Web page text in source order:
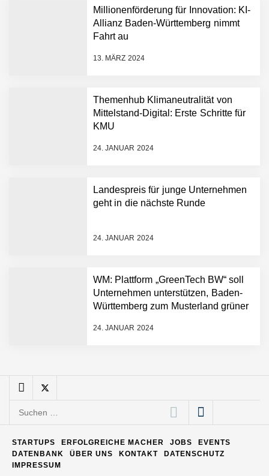
Millionenförderung für Innovation: KI-
Allianz Baden-Württemberg nimmt
Fahrt au
13. MÄRZ 2024
Themenhub Klimaneutralität von
Mittelstand-Digital: Erste Schritte für
KMU
24. JANUAR 2024
Landespreis für junge Unternehmen
geht in die nächste Runde
24. JANUAR 2024
WM: Plattform „GreenTech BW“ soll
Unternehmen unterstützen, Baden-
Württemberg zum Musterland grüner
24. JANUAR 2024
Plattform zu beschleunigen
NEURA Robotics und
Amazon Web Services
starten strategische
AI breit auszurollen
Humanoider Roboter bringt
Hightech ins Stadion
Simulationsdienstleistung in
FiniteNow ermöglicht
Entwicklungsprozesse
Pyck im Employer Portrait
Maximilian Mack von Pyck
Software – flexibel, offen,
ELOPRINT im Employer
Portrait
Suchen
STARTUPS ERFOLGREICHE MACHER JOBS
EVENTS
DATENBANK
ÜBER UNS KONTAKT
DATENSCHUTZ
IMPRESSUM